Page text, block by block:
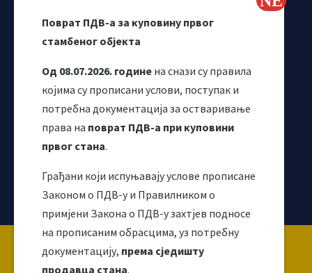
Поврат ПДВ-а за куповину првог
стамбеног објекта
Од 08.07.2026. године на снази су правила
којима су прописани услови, поступак и
потребна документација за остваривање
права на поврат ПДВ-а при куповини
првог стана.
Грађани који испуњавају услове прописане
Законом о ПДВ-у и Правилником о
примјени Закона о ПДВ-у захтјев подносе
на прописаним обрасцима, уз потребну
документацију, према сједишту
продавца стана.
Одјељење за макроекономску анализу
Корисни линкови
Copyright ©2026 Uprava za indirektno / neizravno
oporezivanje BiH